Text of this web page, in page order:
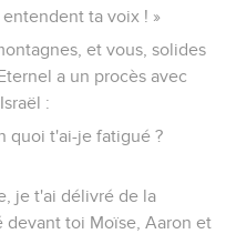
embuscade pour verser le
le grand exprime ses
une ronce, le plus droit